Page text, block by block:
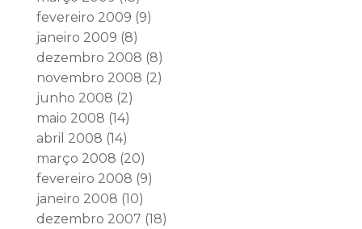
fevereiro 2009 (9)
janeiro 2009 (8)
dezembro 2008 (8)
novembro 2008 (2)
junho 2008 (2)
maio 2008 (14)
abril 2008 (14)
março 2008 (20)
fevereiro 2008 (9)
janeiro 2008 (10)
dezembro 2007 (18)